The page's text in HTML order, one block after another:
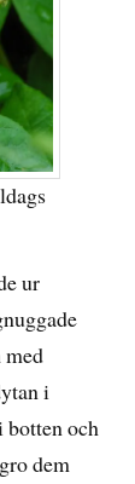
ur
med
i
botten och
dem